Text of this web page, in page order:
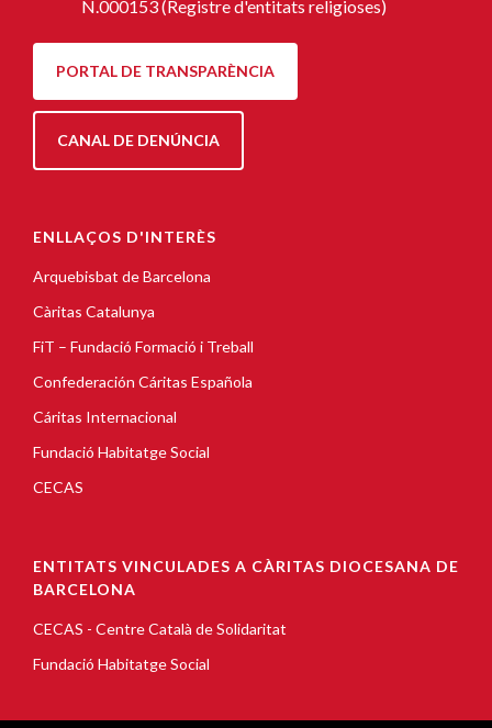
N.000153 (Registre d'entitats religioses)
PORTAL DE TRANSPARÈNCIA
CANAL DE DENÚNCIA
ENLLAÇOS D'INTERÈS
Arquebisbat de Barcelona
Càritas Catalunya
FiT – Fundació Formació i Treball
Confederación Cáritas Española
Cáritas Internacional
Fundació Habitatge Social
CECAS
ENTITATS VINCULADES A CÀRITAS DIOCESANA DE
BARCELONA
CECAS - Centre Català de Solidaritat
Fundació Habitatge Social